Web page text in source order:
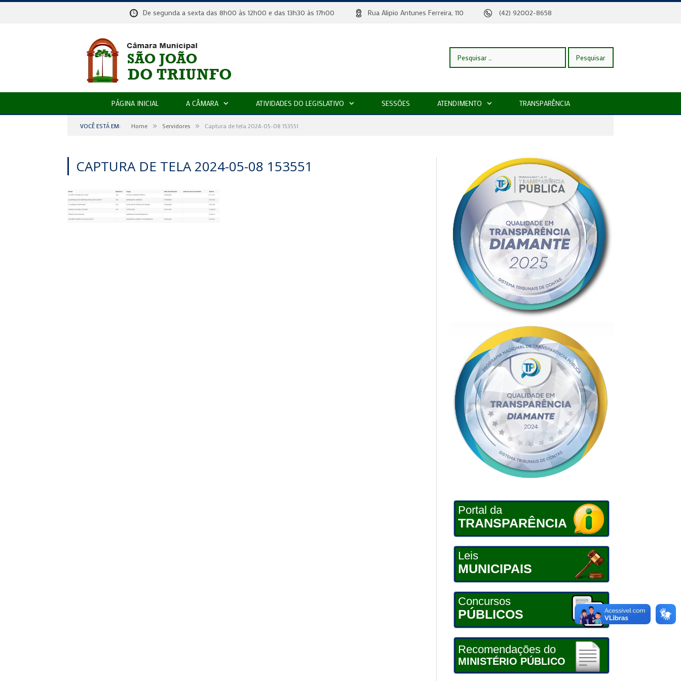
De segunda a sexta das 8h00 às 12h00 e das 13h30 às 17h00 Rua Alipio Antunes Ferreira, 110 (42) 92002-8658
Pesquisar
PÁGINA INICIAL A CÂMARA ATIVIDADES DO LEGISLATIVO SESSÕES ATENDIMENTO TRANSPARÊNCIA
VOCÊ ESTÁ EM: Home » Servidores » Captura de tela 2024-05-08 153551
CAPTURA DE TELA 2024-05-08 153551
Portal da
TRANSPARÊNCIA
Leis
MUNICIPAIS
Concursos
PÚBLICOS
Recomendações do
MINISTÉRIO PÚBLICO